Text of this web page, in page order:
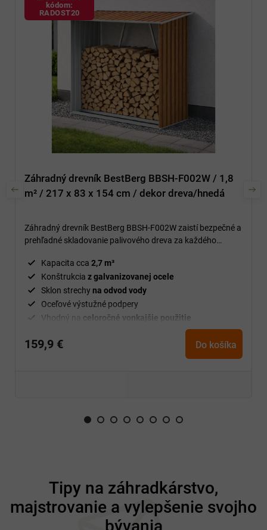
kódom:
RADOST20
Záhradný drevník BestBerg BBSH-F002W / 1,8
m² / 217 x 83 x 154 cm / dekor dreva/hnedá
Záhradný drevník BestBerg BBSH-F002W zaistí bezpečné a
prehľadné skladovanie palivového dreva za každého
Kapacita cca 2,7 m³
Konštrukcia z galvanizovanej ocele
Sklon strechyna odvod vody
Oceľové výstužné podpery
Vhodný na celoročné vonkajšie použitie
159,9 € Do košíka
Tipy na záhradkárstvo,
majstrovanie a vylepšenie svojho